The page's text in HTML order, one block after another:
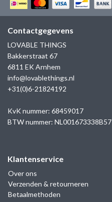
Contactgegevens
LOVABLE THINGS
Bakkerstraat 67
6811 EK Arnhem
info@lovablethings.nl
+31(0)6-21824192
KvK nummer: 68459017
BTW nummer: NL001673338B57
Klantenservice
Over ons
Verzenden & retourneren
Betaalmethoden